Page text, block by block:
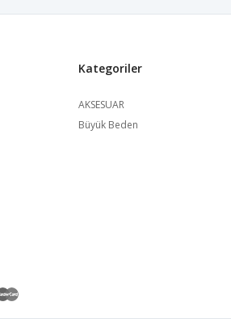
Kategoriler
AKSESUAR
Büyük Beden